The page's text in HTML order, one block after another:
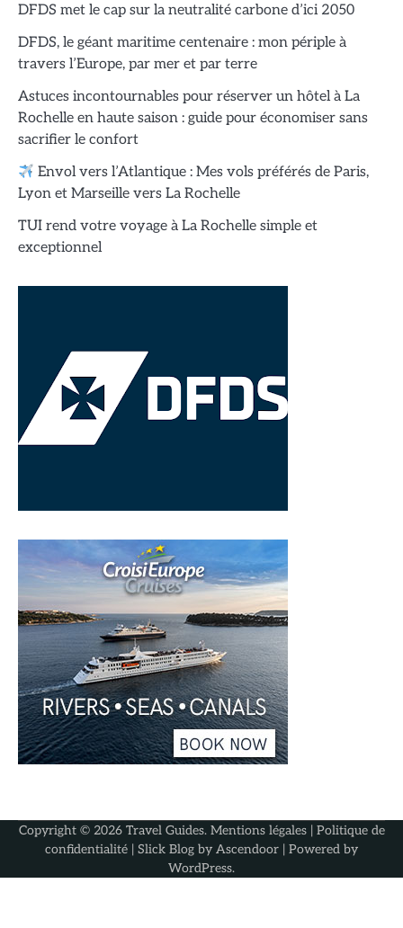
DFDS met le cap sur la neutralité carbone d’ici 2050
DFDS, le géant maritime centenaire : mon périple à
travers l’Europe, par mer et par terre
Astuces incontournables pour réserver un hôtel à La
Rochelle en haute saison : guide pour économiser sans
sacrifier le confort
Envol vers l’Atlantique : Mes vols préférés de Paris,
Lyon et Marseille vers La Rochelle
TUI rend votre voyage à La Rochelle simple et
exceptionnel
Copyright © 2026 Travel Guides. Mentions légales| Politique de
confidentialité | Slick Blog by Ascendoor | Powered by
WordPress.